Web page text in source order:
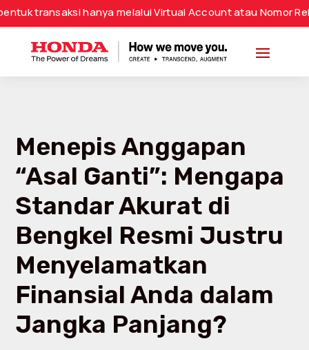
hanya melalui Virtual Account atau Nomor Rekening
Menepis Anggapan
“Asal Ganti”: Mengapa
Standar Akurat di
Bengkel Resmi Justru
Menyelamatkan
Finansial Anda dalam
Jangka Panjang?